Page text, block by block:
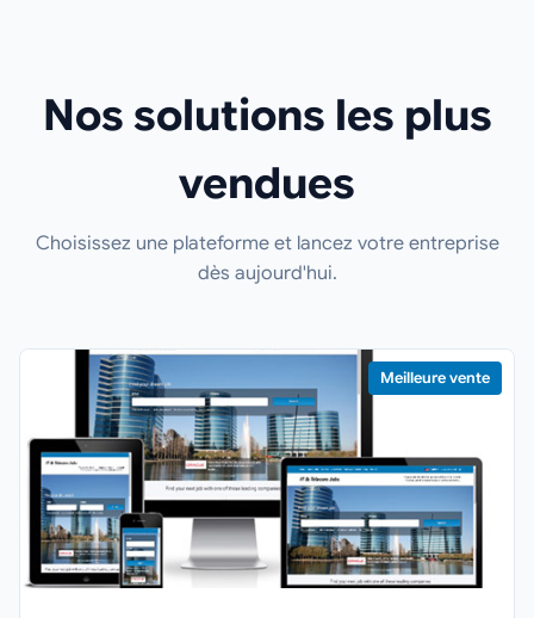
Nos solutions les plus
vendues
Choisissez une plateforme et lancez votre entreprise
dès aujourd'hui.
Meilleure vente